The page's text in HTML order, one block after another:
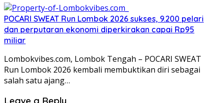
POCARI SWEAT Run Lombok 2026 sukses, 9.200 pelari
dan perputaran ekonomi diperkirakan capai Rp95
miliar
Lombokvibes.com, Lombok Tengah – POCARI SWEAT
Run Lombok 2026 kembali membuktikan diri sebagai
salah satu ajang…